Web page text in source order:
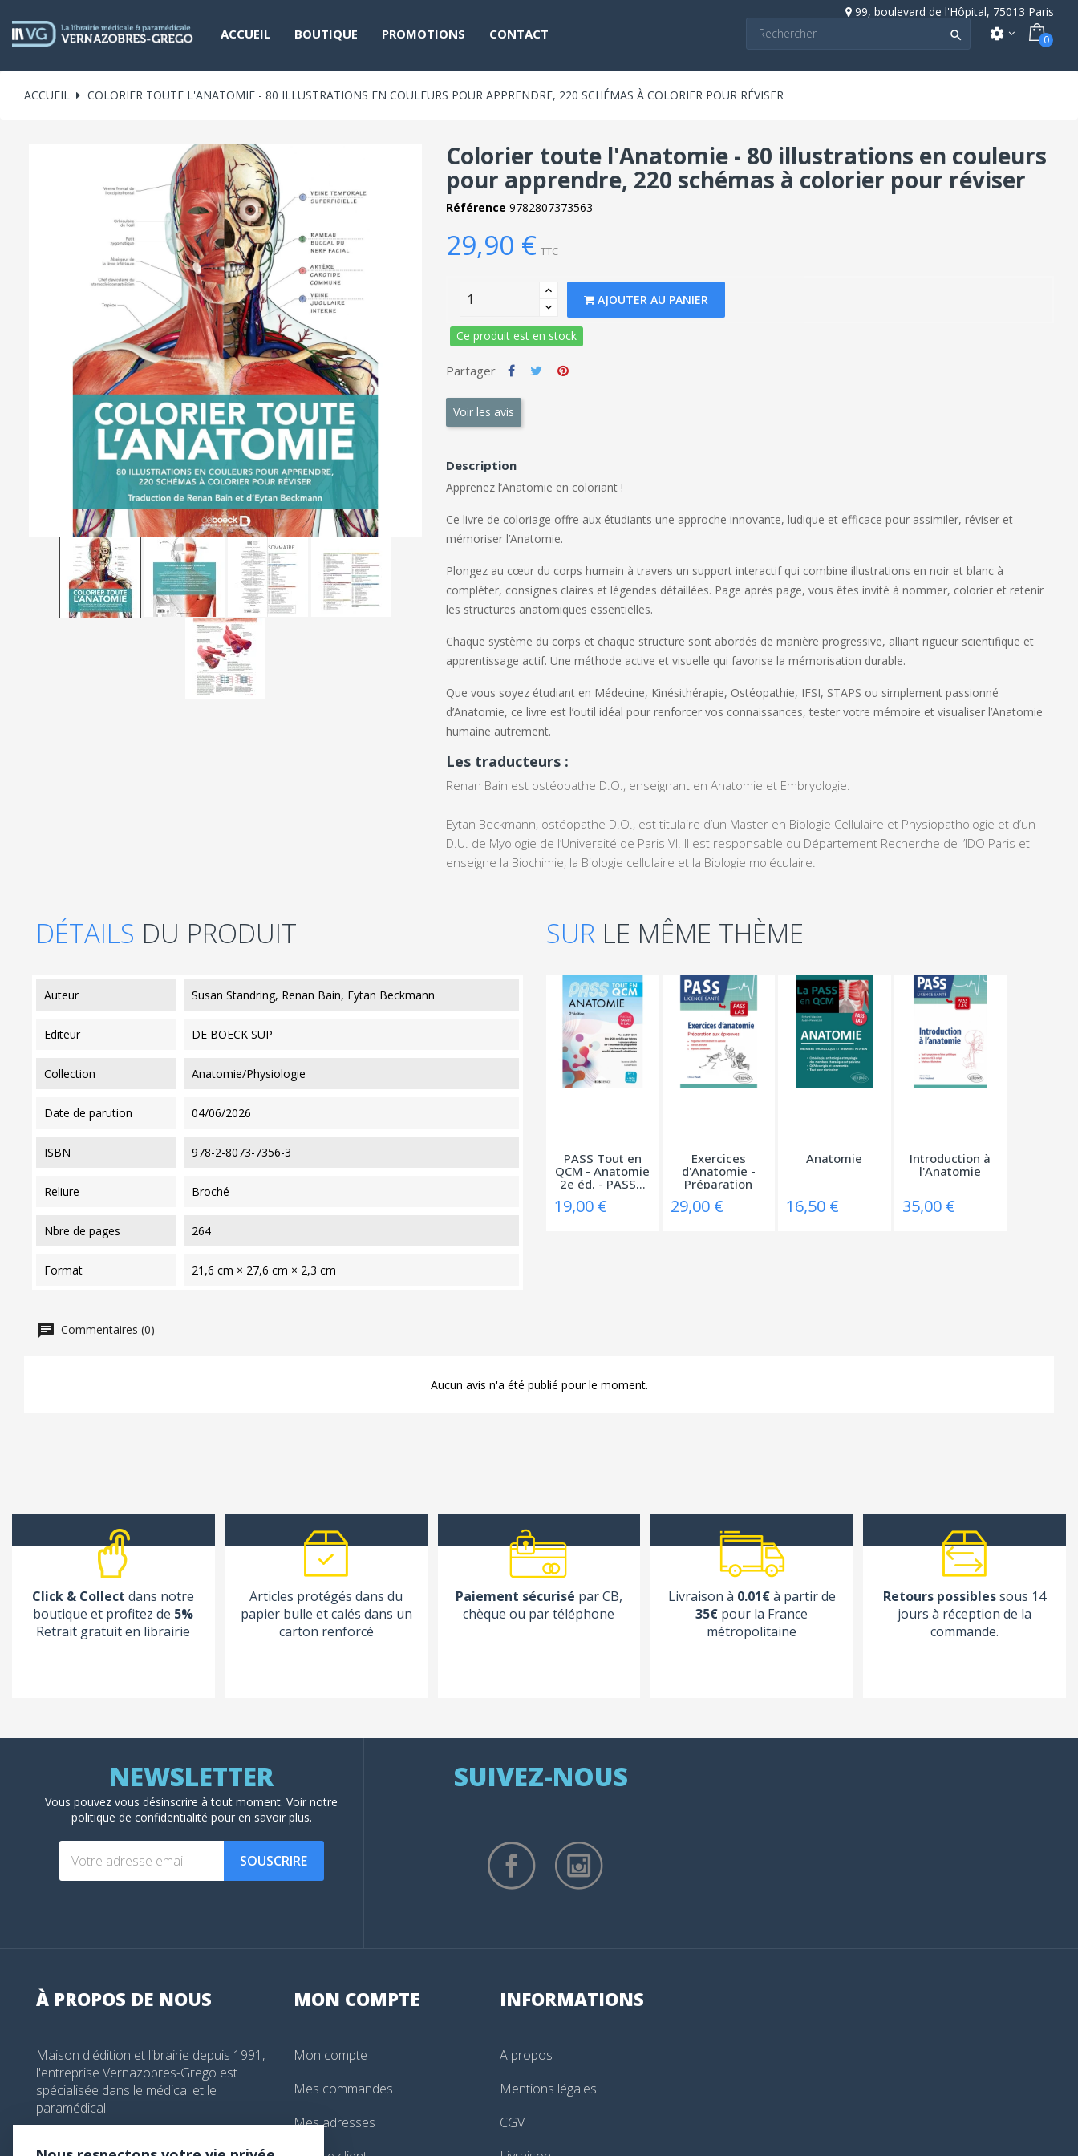
99, boulevard de l'Hôpital, 75013 Paris
ACCUEIL BOUTIQUE PROMOTIONS CONTACT  settings 0
ACCUEIL COLORIER TOUTE L'ANATOMIE - 80 ILLUSTRATIONS EN COULEURS POUR APPRENDRE, 220 SCHÉMAS À COLORIER POUR RÉVISER
Colorier toute l'Anatomie - 80 illustrations en couleurs
pour apprendre, 220 schémas à colorier pour réviser
Référence 9782807373563
29,90 € TTC
AJOUTER AU PANIER
Ce produit est en stock
Partager
Voir les avis
Description
Apprenez l’Anatomie en coloriant !
Ce livre de coloriage offre aux étudiants une approche innovante, ludique et efficace pour assimiler, réviser et
mémoriser l’Anatomie.
Plongez au cœur du corps humain à travers un support interactif qui combine illustrations en noir et blanc à
compléter, consignes claires et légendes détaillées. Page après page, vous êtes invité à nommer, colorier et retenir
les structures anatomiques essentielles.
Chaque système du corps et chaque structure sont abordés de manière progressive, alliant rigueur scientifique et
apprentissage actif. Une méthode active et visuelle qui favorise la mémorisation durable.
Que vous soyez étudiant en Médecine, Kinésithérapie, Ostéopathie, IFSI, STAPS ou simplement passionné
d’Anatomie, ce livre est l’outil idéal pour renforcer vos connaissances, tester votre mémoire et visualiser l’Anatomie
humaine autrement.
Les traducteurs :
Renan Bain est ostéopathe D.O., enseignant en Anatomie et Embryologie.
Eytan Beckmann, ostéopathe D.O., est titulaire d’un Master en Biologie Cellulaire et Physiopathologie et d’un
D.U. de Myologie de l’Université de Paris VI. Il est responsable du Département Recherche de l’IDO Paris et
enseigne la Biochimie, la Biologie cellulaire et la Biologie moléculaire.
DÉTAILS DU PRODUIT
auteur Susan Standring, Renan Bain, Eytan Beckmann
editeur DE BOECK SUP
collection Anatomie/Physiologie
date de parution 04/06/2026
ISBN 978-2-8073-7356-3
reliure Broché
nbre de pages 264
format 21,6 cm × 27,6 cm × 2,3 cm
SUR LE MÊME THÈME
PASS Tout en
QCM - Anatomie
2e éd. - PASS...
19,00 €
Exercices
d'Anatomie -
Préparation
29,00 €
Anatomie
16,50 €
Introduction à
l'Anatomie
35,00 €
Commentaires (0)
Aucun avis n'a été publié pour le moment.
Click & Collect dans notre
boutique et profitez de 5%
Retrait gratuit en librairie
Articles protégés dans du
papier bulle et calés dans un
carton renforcé
Paiement sécurisé par CB,
chèque ou par téléphone
Livraison à 0.01€à partir de
35€ pour la France
métropolitaine
Retours possiblessous 14
jours à réception de la
commande.
Vous pouvez vous désinscrire à tout moment. Voirnotre
politique de confidentialité pour en savoir plus.
SOUSCRIRE
SUIVEZ-NOUS
À PROPOS DE NOUS
Maison d'édition et librairie depuis 1991,
l'entreprise Vernazobres-Grego est
spécialisée dans le médical et le
paramédical.
MON COMPTE
Mon compte
Mes commandes
Mes adresses
INFORMATIONS
A propos
Mentions légales
CGV